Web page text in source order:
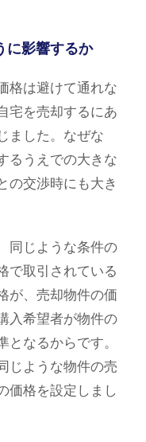
に影響するか
格は避けて通れな
宅を売却するにあ
ました。なぜな
るうえでの大きな
の交渉時にも大き
同じような条件の
で取引されている
が、売却物件の価
入希望者が物件の
となるからです。
じような物件の売
価格を設定しまし